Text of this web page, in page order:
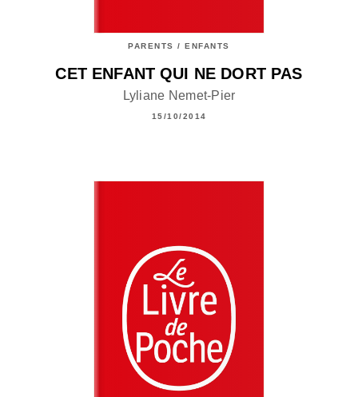
PARENTS / ENFANTS
CET ENFANT QUI NE DORT PAS
Lyliane Nemet-Pier
15/10/2014